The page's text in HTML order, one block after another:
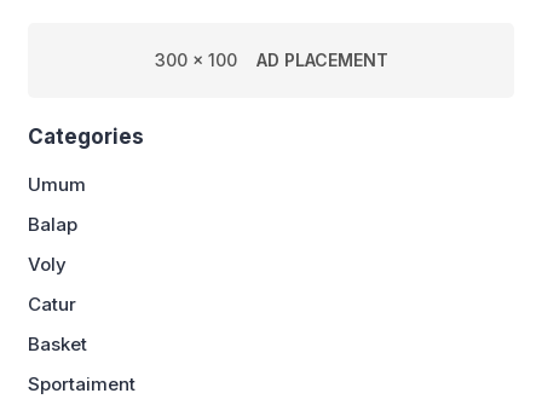
300 x 100 AD PLACEMENT
Categories
Umum
Balap
Voly
Catur
Basket
Sportaiment